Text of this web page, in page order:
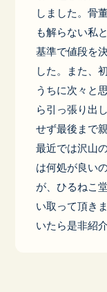
しました。骨
も解らない私
基準で値段を
した。また、
うちに次々と
ら引っ張り出
せず最後まで
最近では沢山
は何処が良い
が、ひるねこ
い取って頂き
いたら是非紹